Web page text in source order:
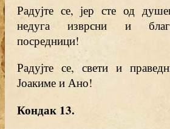
Радујте се, јер сте од
недуга изврсни и
посредници!
Радујте се, свети и
Јоакиме и Ано!
Кондак 13.